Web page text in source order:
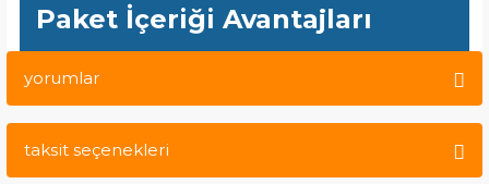
Paket İçeriği Avantajları
yorumlar
taksit seçenekleri